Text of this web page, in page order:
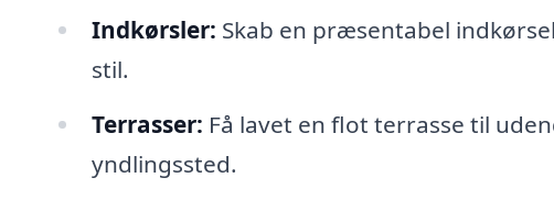
Indkørsler: Skab en præsentabel
stil.
Terrasser: Få lavet en flot terrasse til
yndlingssted.